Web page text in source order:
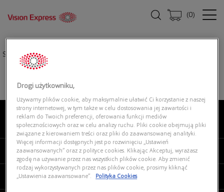
(0)
Strona główna|
O NAS
MOJE VISION EXPRESS
PRODUKTY I USŁUGI
Drogi użytkowniku,
Używamy plików cookie, aby maksymalnie ułatwić Ci korzystanie z naszej
strony internetowej, w tym także w celu dostosowania jej zawartości i
reklam do Twoich preferencji, oferowania funkcji mediów
społecznościowych oraz w celu analizy ruchu. Pliki cookie obejmują pliki
związane z kierowaniem treści oraz pliki do zaawansowanej analityki.
Więcej informacji dostępnych jest po rozwinięciu „Ustawień
zaawansowanych” oraz z polityce cookies. Klikając Akceptuj, wyrażasz
zgodę na używanie przez nas wszystkich plików cookie. Aby zmienić
rodzaj wykorzystywanych przez nas plików cookie, prosimy kliknąć
„Ustawienia zaawansowane”.
Polityka Cookies